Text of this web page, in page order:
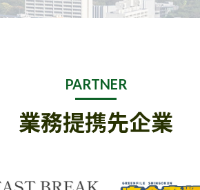
PARTNER
業務提携先企業